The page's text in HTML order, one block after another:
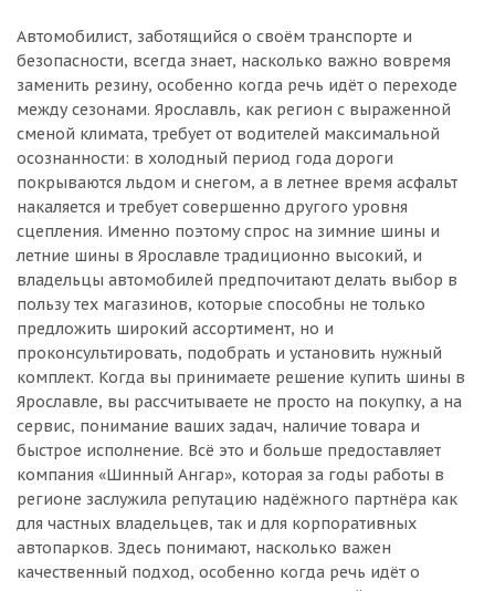
Автомобилист, заботящийся о своём транспорте и
безопасности, всегда знает, насколько важно вовремя
заменить резину, особенно когда речь идёт о переходе
между сезонами. Ярославль, как регион с выраженной
сменой климата, требует от водителей максимальной
осознанности: в холодный период года дороги
покрываются льдом и снегом, а в летнее время асфальт
накаляется и требует совершенно другого уровня
сцепления. Именно поэтому спрос на зимние шины и
летние шины в Ярославле традиционно высокий, и
владельцы автомобилей предпочитают делать выбор в
пользу тех магазинов, которые способны не только
предложить широкий ассортимент, но и
проконсультировать, подобрать и установить нужный
комплект. Когда вы принимаете решение купить шины в
Ярославле, вы рассчитываете не просто на покупку, а на
сервис, понимание ваших задач, наличие товара и
быстрое исполнение. Всё это и больше предоставляет
компания «Шинный Ангар», которая за годы работы в
регионе заслужила репутацию надёжного партнёра как
для частных владельцев, так и для корпоративных
автопарков. Здесь понимают, насколько важен
качественный подход, особенно когда речь идёт о